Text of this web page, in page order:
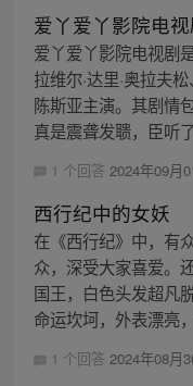
爱丫爱丫影院电视
爱丫爱丫影院电视剧
拉维尔·达里·奥拉夫
陈斯亚主演。其剧情
真是震聋发聩，臣听
1 个回答 2024年09月
西行纪中的女妖
在《西行纪》中，有
众，深受大家喜爱。
国王，白色头发超凡
命运坎坷，外表漂亮
1 个回答 2024年08月